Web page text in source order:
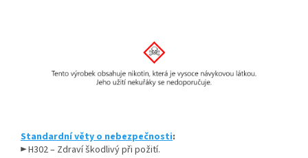
Standardní věty o nebezpečnosti:
► H302 – Zdraví škodlivý při požití.